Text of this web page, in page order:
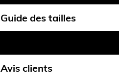
Guide des tailles
Avis clients